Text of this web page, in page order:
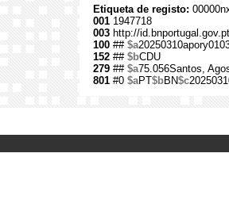
Etiqueta de registo:
001 1947718
003 http://
100 ## $a
152 ## $bCDU
279 ## $a75.056Santos,
801 #0 $aPT$bBN$c